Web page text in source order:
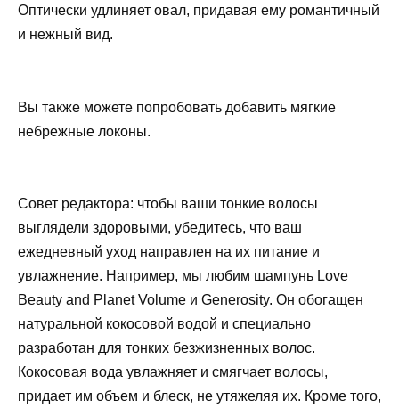
Оптически удлиняет овал, придавая ему романтичный
и нежный вид.
Вы также можете попробовать добавить мягкие
небрежные локоны.
Совет редактора: чтобы ваши тонкие волосы
выглядели здоровыми, убедитесь, что ваш
ежедневный уход направлен на их питание и
увлажнение. Например, мы любим шампунь Love
Beauty and Planet Volume и Generosity. Он обогащен
натуральной кокосовой водой и специально
разработан для тонких безжизненных волос.
Кокосовая вода увлажняет и смягчает волосы,
придает им объем и блеск, не утяжеляя их. Кроме того,